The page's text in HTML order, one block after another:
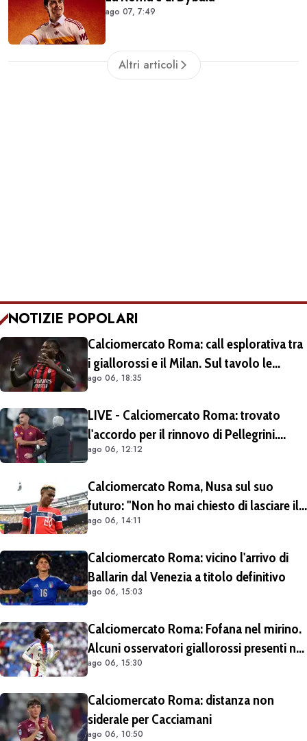
ago 07, 7:49
Altri articoli
NOTIZIE POPOLARI
Calciomercato Roma: call esplorativa tra
i giallorossi e il Milan. Sul tavolo le
situazioni di Leao e Soulé
ago 06, 18:35
LIVE - Calciomercato Roma: trovato
l'accordo per il rinnovo di Pellegrini.
Prolungamento di un solo anno
ago 06, 12:12
Calciomercato Roma, Nusa sul suo
futuro: "Non ho mai chiesto di lasciare il
Lipsia". Giallorossi ancora al lavoro
ago 06, 14:11
Calciomercato Roma: vicino l'arrivo di
Ballarin dal Venezia a titolo definitivo
ago 06, 15:03
Calciomercato Roma: Fofana nel mirino.
Alcuni osservatori giallorossi presenti nel
match di Champions con il Lione
ago 06, 15:30
Calciomercato Roma: distanza non
siderale per Cacciamani
ago 06, 10:50